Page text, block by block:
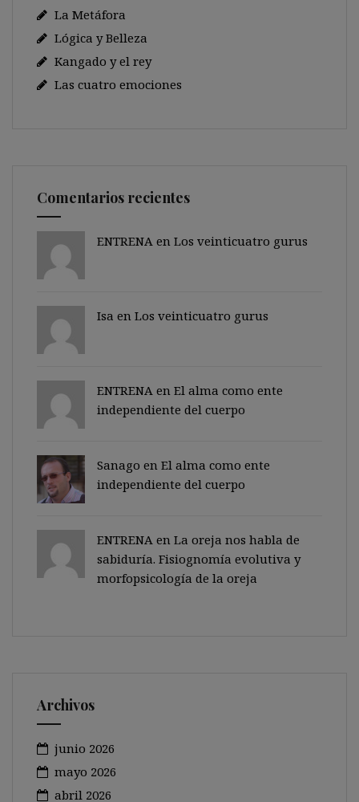
La Metáfora
Lógica y Belleza
Kangado y el rey
Las cuatro emociones
Comentarios recientes
ENTRENA en Los veinticuatro gurus
Isa en Los veinticuatro gurus
ENTRENA en El alma como ente
independiente del cuerpo
Sanago en El alma como ente
independiente del cuerpo
ENTRENA en La oreja nos habla de
sabiduría. Fisiognomía evolutiva y
morfopsicología de la oreja
Archivos
junio 2026
mayo 2026
abril 2026